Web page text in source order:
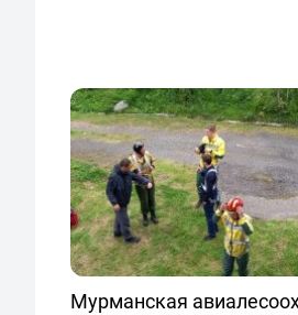
Мурманская